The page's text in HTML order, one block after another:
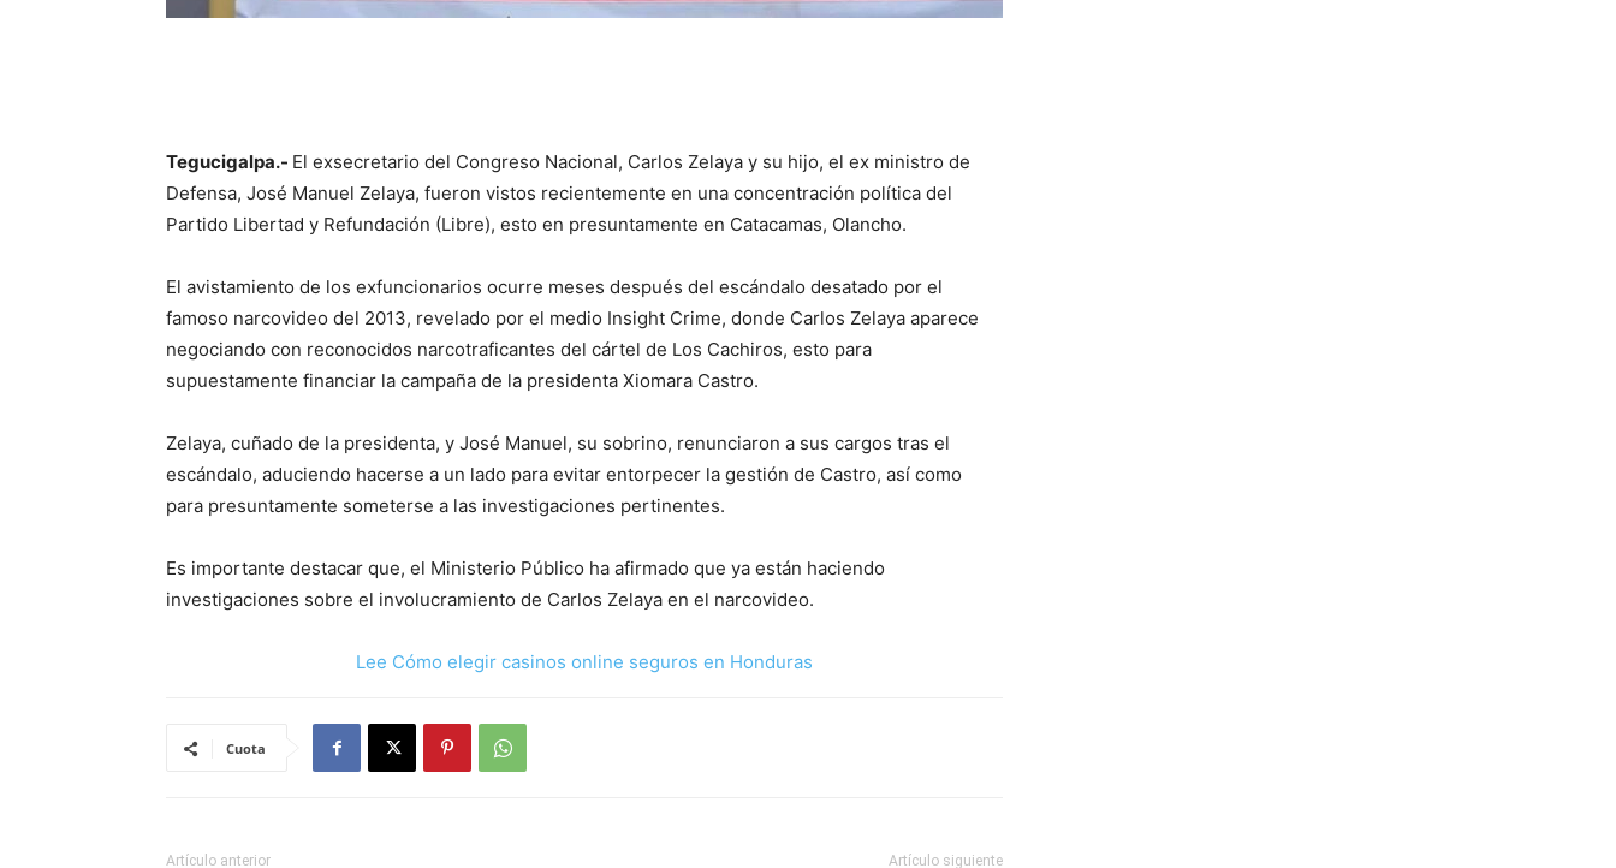
Tegucigalpa.- El exsecretario del Congreso Nacional, Carlos Zelaya y su hijo, el ex ministro de
Defensa, José Manuel Zelaya, fueron vistos recientemente en una concentración política del
Partido Libertad y Refundación (Libre), esto en presuntamente en Catacamas, Olancho.
El avistamiento de los exfuncionarios ocurre meses después del escándalo desatado por el
famoso narcovideo del 2013, revelado por el medio Insight Crime, donde Carlos Zelaya aparece
negociando con reconocidos narcotraficantes del cártel de Los Cachiros, esto para
supuestamente financiar la campaña de la presidenta Xiomara Castro.
Zelaya, cuñado de la presidenta, y José Manuel, su sobrino, renunciaron a sus cargos tras el
escándalo, aduciendo hacerse a un lado para evitar entorpecer la gestión de Castro, así como
para presuntamente someterse a las investigaciones pertinentes.
Es importante destacar que, el Ministerio Público ha afirmado que ya están haciendo
investigaciones sobre el involucramiento de Carlos Zelaya en el narcovideo.
Lee Cómo elegir casinos online seguros en Honduras
Cuota
Artículo anterior Artículo siguiente